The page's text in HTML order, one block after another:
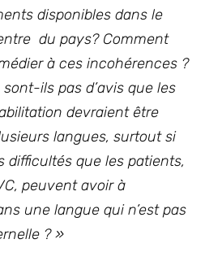
disponibles dans le
du pays? Comment
à ces incohérences ?
ils pas d’avis que les
devraient être
langues, surtout si
difficultés que les patients,
peuvent avoir à
une langue qui n’est pas
? »